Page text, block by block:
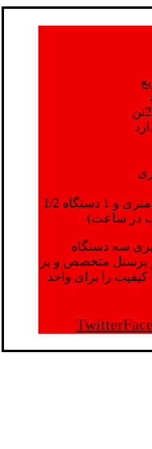
3 دستگاه بچینگ لیپهر(2دستگاه 1متری و 1 دستگاه 1/2
سه دستگاه
2500 تن در کنار پرسنل متخصص و پر
کیفیت را برای واحد
Twitter